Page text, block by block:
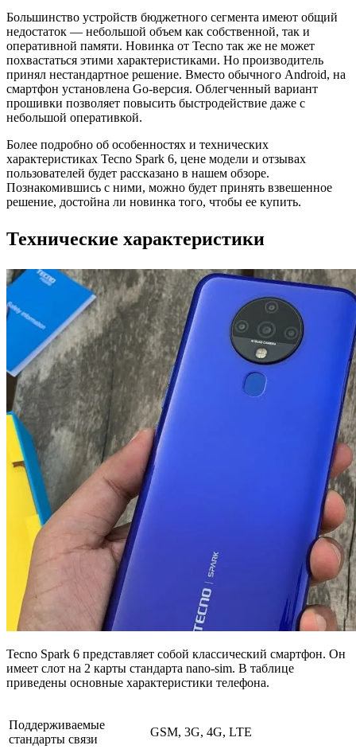
Большинство устройств бюджетного сегмента имеют общий
недостаток — небольшой объем как собственной, так и
оперативной памяти. Новинка от Tecno так же не может
похвастаться этими характеристиками. Но производитель
принял нестандартное решение. Вместо обычного Android, на
смартфон установлена Go-версия. Облегченный вариант
прошивки позволяет повысить быстродействие даже с
небольшой оперативкой.
Более подробно об особенностях и технических
характеристиках Tecno Spark 6, цене модели и отзывах
пользователей будет рассказано в нашем обзоре.
Познакомившись с ними, можно будет принять взвешенное
решение, достойна ли новинка того, чтобы ее купить.
Технические характеристики
Tecno Spark 6 представляет собой классический смартфон. Он
имеет слот на 2 карты стандарта nano-sim. В таблице
приведены основные характеристики телефона.
Поддерживаемые
стандарты связи
GSM, 3G, 4G, LTE